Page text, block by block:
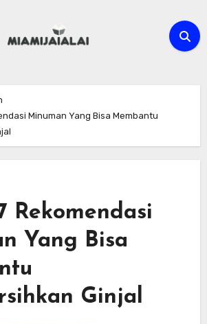
Minuman Yang Bisa Membantu
Rekomendasi
Yang Bisa
Ginjal